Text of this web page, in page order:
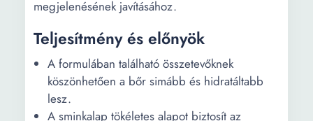
megjelenésének javításához.
Teljesítmény és előnyök
A formulában található összetevőknek
köszönhetően a bőr simább és hidratáltabb
lesz.
A sminkalap tökéletes alapot biztosít az